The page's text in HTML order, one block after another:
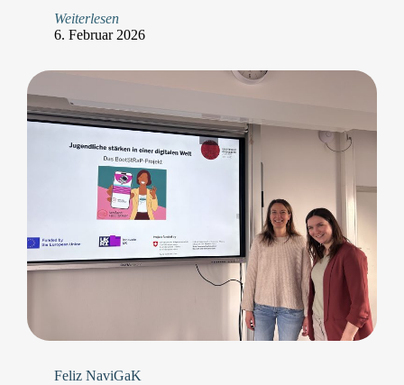
Weiterlesen
6. Februar 2026
Feliz NaviGaK